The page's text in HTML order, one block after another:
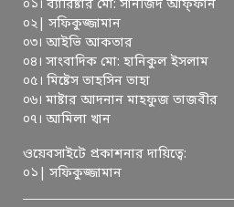
০১। ব্যারিষ্টার মো: সানজিদ আফ্ফান
০২| সফিকুজ্জামান
০৩। আইভি আকতার
০৪। সাংবাদিক মো: হানিকুল ইসলাম
০৫। মিষ্টেস তাহসিন তাহা
০৬। মাষ্টার আদনান মাহফুজ তাজবীর
০৭। আমিলা খান
ওয়েবসাইটে প্রকাশনার দায়িত্বে:
০১| সফিকুজ্জামান